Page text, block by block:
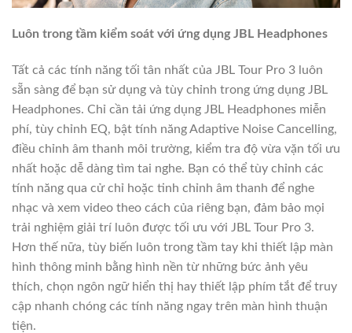
Luôn trong tầm kiểm soát với ứng dụng JBL Headphones
Tất cả các tính năng tối tân nhất của JBL Tour Pro 3 luôn
sẵn sàng để bạn sử dụng và tùy chỉnh trong ứng dụng JBL
Headphones. Chỉ cần tải ứng dụng JBL Headphones miễn
phí, tùy chỉnh EQ, bật tính năng Adaptive Noise Cancelling,
điều chỉnh âm thanh môi trường, kiểm tra độ vừa vặn tối ưu
nhất hoặc dễ dàng tìm tai nghe. Bạn có thể tùy chỉnh các
tính năng qua cử chỉ hoặc tinh chỉnh âm thanh để nghe
nhạc và xem video theo cách của riêng bạn, đảm bảo mọi
trải nghiệm giải trí luôn được tối ưu với JBL Tour Pro 3.
Hơn thế nữa, tùy biến luôn trong tầm tay khi thiết lập màn
hình thông minh bằng hình nền từ những bức ảnh yêu
thích, chọn ngôn ngữ hiển thị hay thiết lập phím tắt để truy
cập nhanh chóng các tính năng ngay trên màn hình thuận
tiện.